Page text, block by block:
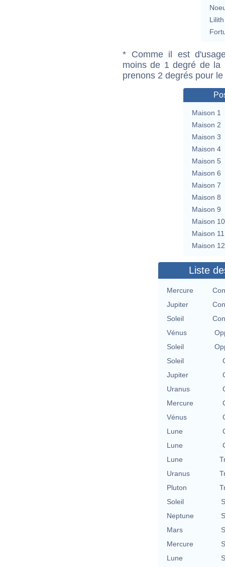
Lilith
* Comme il est
moins de 1 degré de la
prenons 2 degrés pour
Maison 1
Maison 2
Maison 3
Maison 4
Maison 5
Maison 6
Maison 7
Maison 8
Maison 9
Maison 10
Maison 11
Maison 12
Liste
Mercure
Jupiter
Soleil
Vénus
Soleil
Soleil
Jupiter
Uranus
Mercure
Vénus
Lune
Lune
Lune
Uranus
Pluton
Soleil
Neptune
Mars
Mercure
Lune